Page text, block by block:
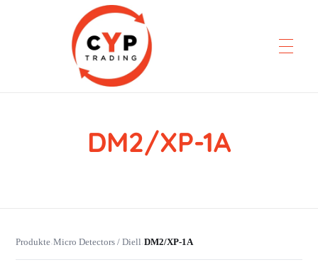
CYP Trading
DM2/XP-1A
Produkte›Micro Detectors / Diell›DM2/XP-1A